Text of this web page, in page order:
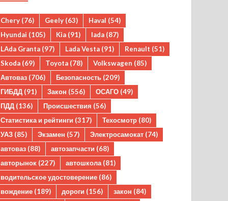
Chery (76) Geely (63) Haval (54)
Hyundai (105) Kia (91) lada (87)
LAda Granta (97) Lada Vesta (91) Renault (51)
Skoda (69) Toyota (78) Volkswagen (85)
Автоваз (706) Безопасность (209)
ГИБДД (91) Закон (556) ОСАГО (49)
ПДД (136) Происшествия (56)
Статистика и рейтинги (317) Техосмотр (80)
УАЗ (85) Экзамен (57) Электросамокат (74)
автоваз (88) автозапчасти (68)
авторынок (227) автошкола (81)
водительское удостоверение (86)
вождение (189) дороги (156) закон (84)